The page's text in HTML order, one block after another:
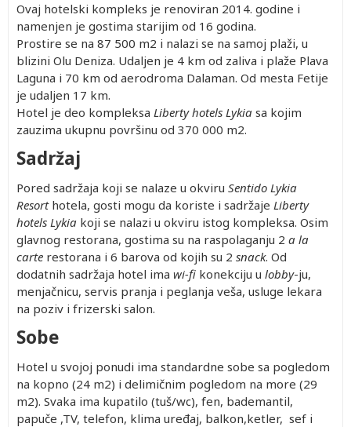
Ovaj hotelski kompleks je renoviran 2014. godine i
namenjen je gostima starijim od 16 godina.
Prostire se na 87 500 m2 i nalazi se na samoj plaži, u
blizini Olu Deniza. Udaljen je 4 km od zaliva i plaže Plava
Laguna i 70 km od aerodroma Dalaman. Od mesta Fetije
je udaljen 17 km.
Hotel je deo kompleksa Liberty hotels Lykia sa kojim
zauzima ukupnu površinu od 370 000 m2.
Sadržaj
Pored sadržaja koji se nalaze u okviru Sentido Lykia
Resorthotela, gosti mogu da koriste i sadržaje Liberty
hotels Lykia koji se nalazi u okviru istog kompleksa. Osim
glavnog restorana, gostima su na raspolaganju 2 a la
carte restorana i 6 barova od kojih su 2 snack. Od
dodatnih sadržaja hotel ima wi-fi konekciju u lobby-ju,
menjačnicu, servis pranja i peglanja veša, usluge lekara
na poziv i frizerski salon.
Sobe
Hotel u svojoj ponudi ima standardne sobe sa pogledom
na kopno (24 m2) i delimičnim pogledom na more (29
m2). Svaka ima kupatilo (tuš/wc), fen, bademantil,
papuče ,TV, telefon, klima uređaj, balkon,ketler, sef i